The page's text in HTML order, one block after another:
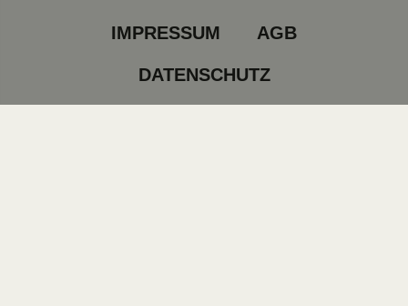
IMPRESSUM AGB
DATENSCHUTZ